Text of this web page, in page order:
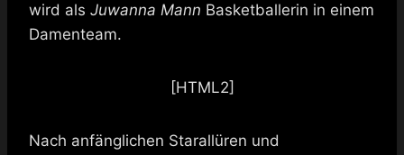
wird als Juwanna Mann Basketballerin in einem
Damenteam.
[HTML2]
Nach anfänglichen Starallüren und